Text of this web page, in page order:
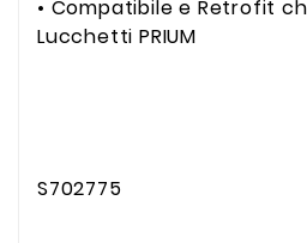
• Compatibile e Retrofit
Lucchetti PRIUM
S702775